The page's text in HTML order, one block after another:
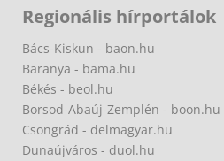
Regionális hírportálok
Bács-Kiskun - baon.hu
Baranya - bama.hu
Békés - beol.hu
Borsod-Abaúj-Zemplén - boon.hu
Csongrád - delmagyar.hu
Dunaújváros - duol.hu